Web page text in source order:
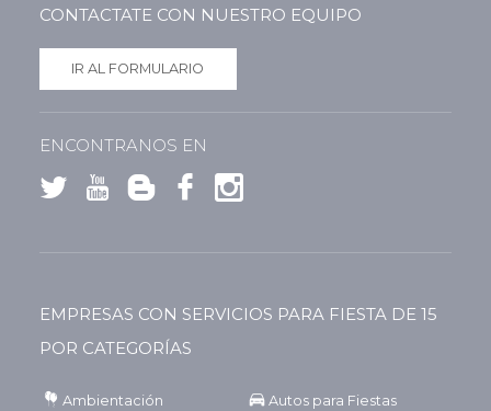
CONTACTATE CON NUESTRO EQUIPO
IR AL FORMULARIO
ENCONTRANOS EN
EMPRESAS CON SERVICIOS PARA FIESTA DE 15
POR CATEGORÍAS
Ambientación Autos para Fiestas